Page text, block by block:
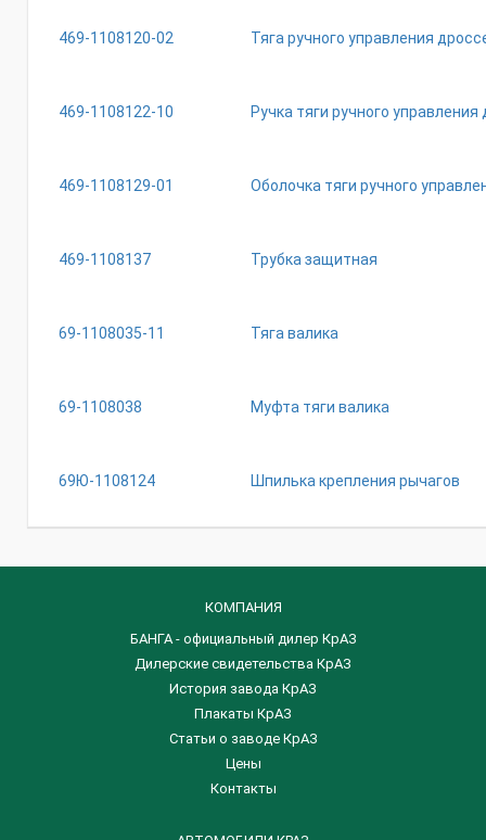
469-1108120-02 Тяга ручного управления
469-1108122-10 Ручка тяги ручного
469-1108129-01 Оболочка тяги ручного
469-1108137 Трубка защитная
69-1108035-11 Тяга валика
69-1108038 Муфта тяги валика
69Ю-1108124 Шпилька крепления рычагов
КОМПАНИЯ
БАНГА - официальный дилер КрАЗ
Дилерские свидетельства КрАЗ
История завода КрАЗ
Плакаты КрАЗ
Статьи о заводе КрАЗ
Цены
Контакты